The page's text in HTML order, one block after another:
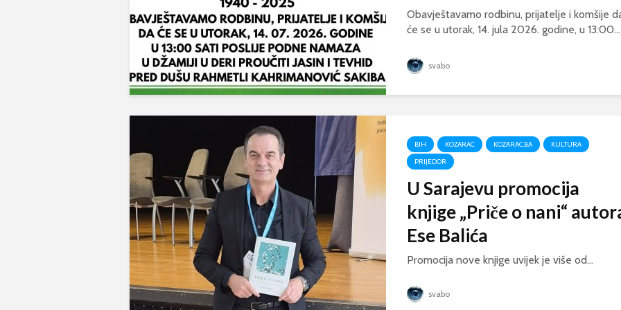
Obavještavamo rodbinu, prijatelje i komšije
će se u utorak, 14. jula 2026. godine, u 13:00...
svabo
BIH KOZARAC KOZARAC.BA
KULTURA
PRIJEDOR
U Sarajevu promocija
knjige „Priče o nani“
Ese Balića
Promocija nove knjige uvijek je više od...
svabo